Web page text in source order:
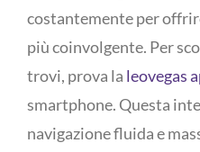
Treatment Methods
Treatment Pricing
Affiliate Links
Meditations
costantemente per
più coinvolgente. Per
trovi, prova la leovegas
smartphone. Questa
navigazione fluida e